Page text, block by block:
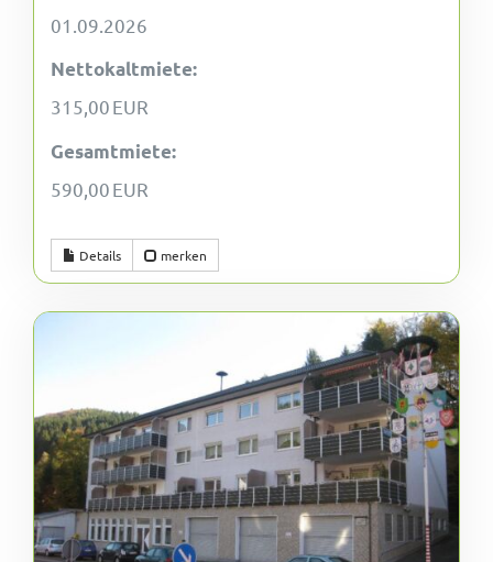
01.09.2026
Nettokaltmiete:
315,00 EUR
Gesamtmiete:
590,00 EUR
Details merken